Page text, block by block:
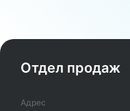
Отдел продаж
Адрес